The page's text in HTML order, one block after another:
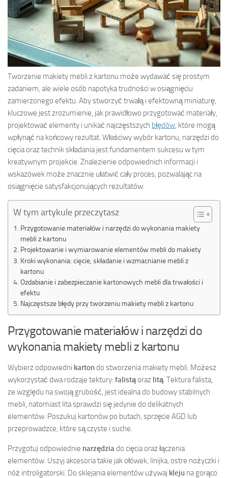
Tworzenie makiety mebli z kartonu może wydawać się prostym
zadaniem, ale wiele osób napotyka trudności w osiągnięciu
zamierzonego efektu. Aby stworzyć trwałą i efektowną miniaturę,
kluczowe jest zrozumienie, jak prawidłowo przygotować materiały,
projektować elementy i unikać najczęstszych błędów , które mogą
wpłynąć na końcowy rezultat. Właściwy wybór kartonu, narzędzi do
cięcia oraz technik składania jest fundamentem sukcesu w tym
kreatywnym projekcie. Znalezienie odpowiednich informacji i
wskazówek może znacznie ułatwić cały proces, pozwalając na
osiągnięcie satysfakcjonujących rezultatów.
W tym artykule przeczytasz
Przygotowanie materiałów i narzędzi do wykonania makiety
mebli z kartonu
Projektowanie i wymiarowanie elementów mebli do makiety
Kroki wykonania: cięcie, składanie i wzmacnianie mebli z
kartonu
Ozdabianie i zabezpieczanie kartonowych mebli dla trwałości i
efektu
Najczęstsze błędy przy tworzeniu makiety mebli z kartonu
Przygotowanie materiałów i narzędzi do
wykonania makiety mebli z kartonu
Wybierz odpowiedni kartondo stworzenia makiety mebli. Możesz
wykorzystać dwa rodzaje tektury: falistąoraz litą . Tektura falista,
ze względu na swoją grubość, jest idealna do budowy stabilnych
mebli, natomiast lita sprawdzi się jedynie do delikatnych
elementów. Poszukuj kartonów po butach, sprzęcie AGD lub
przeprowadzce, które są czyste i suche.
Przygotuj odpowiednie narzędzia do cięcia oraz łączenia
elementów. Uszyj akcesoria takie jak ołówek, linijka, ostre nożyczki i
nóż introligatorski. Do sklejania elementów używaj kleju na gorąco